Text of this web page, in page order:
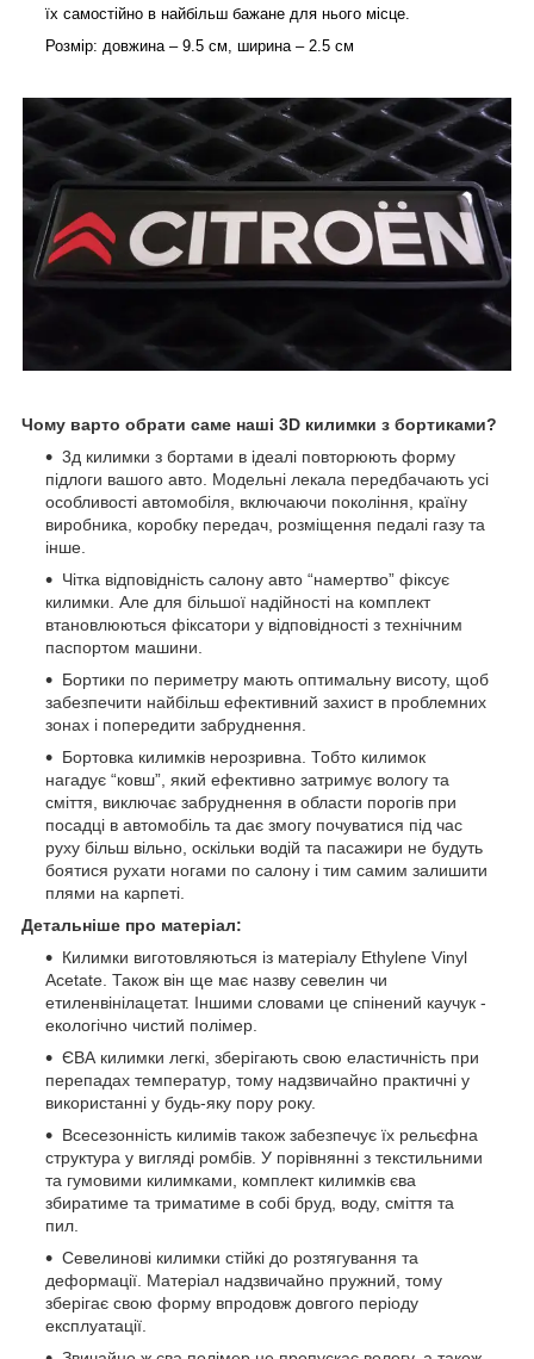
їх самостійно в найбільш бажане для нього місце.
Розмір: довжина – 9.5 см, ширина – 2.5 см
Чому варто обрати саме наші 3D килимки з бортиками?
3д килимки з бортами в ідеалі повторюють форму
підлоги вашого авто. Модельні лекала передбачають усі
особливості автомобіля, включаючи покоління, країну
виробника, коробку передач, розміщення педалі газу та
інше.
Чітка відповідність салону авто “намертво” фіксує
килимки. Але для більшої надійності на комплект
втановлюються фіксатори у відповідності з технічним
паспортом машини.
Бортики по периметру мають оптимальну висоту, щоб
забезпечити найбільш ефективний захист в проблемних
зонах і попередити забруднення.
Бортовка килимків нерозривна. Тобто килимок
нагадує “ковш”, який ефективно затримує вологу та
сміття, виключає забруднення в области порогів при
посадці в автомобіль та дає змогу почуватися під час
руху більш вільно, оскільки водій та пасажири не будуть
боятися рухати ногами по салону і тим самим залишити
плями на карпеті.
Детальніше про матеріал:
Килимки виготовляються із матеріалу Ethylene Vinyl
Acetate. Також він ще має назву севелин чи
етиленвінілацетат. Іншими словами це спінений каучук -
екологічно чистий полімер.
ЄВА килимки легкі, зберігають свою еластичність при
перепадах температур, тому надзвичайно практичні у
використанні у будь-яку пору року.
Всесезонність килимів також забезпечує їх рельєфна
структура у вигляді ромбів. У порівнянні з текстильними
та гумовими килимками, комплект килимків єва
збиратиме та триматиме в собі бруд, воду, сміття та
пил.
Севелинові килимки стійкі до розтягування та
деформації. Матеріал надзвичайно пружний, тому
зберігає свою форму впродовж довгого періоду
експлуатації.